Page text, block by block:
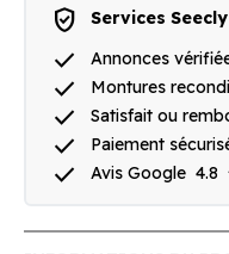
verified_user Services
done Annonces
done Montures
done Satisfait ou
done Paiement
done Avis Google 4.8